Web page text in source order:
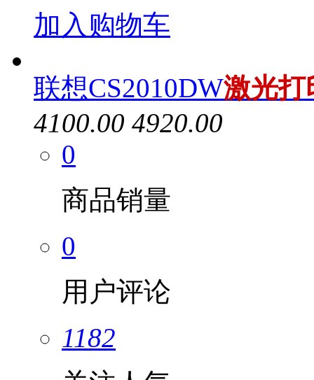
加入购物车
联想CS2010DW激光打
4100.00 4920.00
0
商品销量
0
用户评论
1182